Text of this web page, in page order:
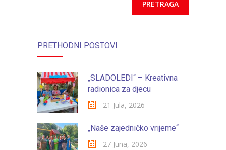
PRETHODNI POSTOVI
„SLADOLEDI“ – Kreativna
radionica za djecu
21 Jula, 2026
„Naše zajedničko vrijeme“
27 Juna, 2026